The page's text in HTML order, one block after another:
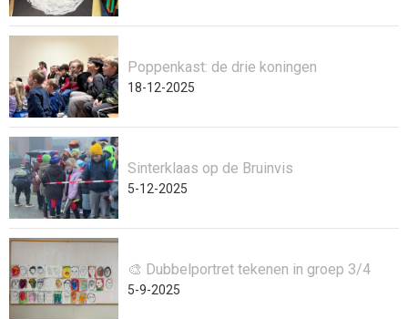
Poppenkast: de drie koningen
18-12-2025
Sinterklaas op de Bruinvis
5-12-2025
🎨 Dubbelportret tekenen in groep 3/4
5-9-2025